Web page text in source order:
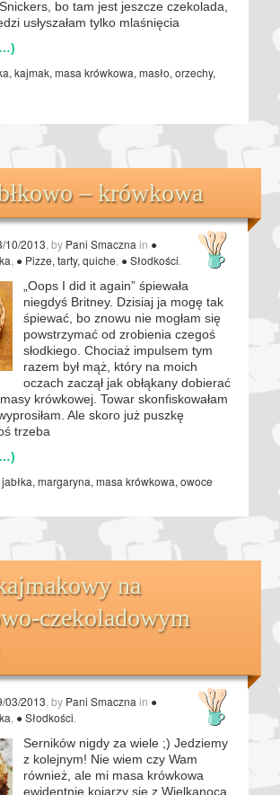
bo tam jest jeszcze czekolada,
usłyszałam tylko mlaśnięcia
, kajmak, masa krówkowa, masło, orzechy,
– krówkowa
10/2013 , by Pani Smaczna in ●
● Pizze, tarty, quiche ● Słodkości
„Oops I did it again” śpiewała
niegdyś Britney. Dzisiaj ja mogę tak
śpiewać, bo znowu nie mogłam się
powstrzymać od zrobienia czegoś
słodkiego. Chociaż impulsem tym
razem był mąż, który na moich
oczach zaczął jak obłąkany dobierać
krówkowej. Towar skonfiskowałam
Ale skoro już puszkę
trzeba
jabłka, margaryna, masa krówkowa, owoce
na
czekoladowym
03/2013 , by Pani Smaczna in ●
● Słodkości
Serników nigdy za wiele ;) Jedziemy
z kolejnym! Nie wiem czy Wam
również, ale mi masa krówkowa
ewidentnie kojarzy się z Wielkanocą